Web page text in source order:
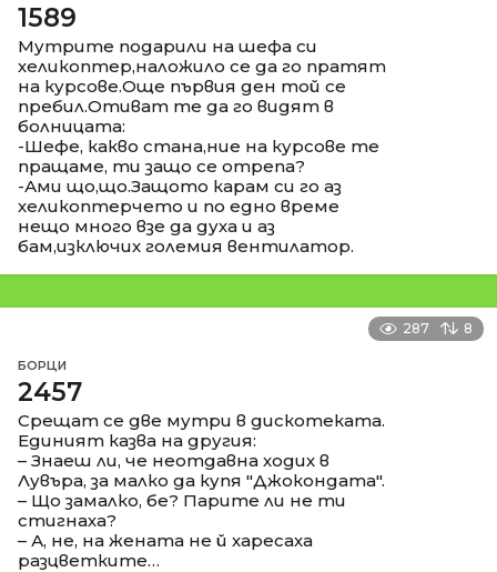
1589
Мутрите подарили на шефа си
хеликоптер,наложило се да го пратят
на курсове.Още първия ден той се
пребил.Отиват те да го видят в
болницата:
-Шефе, какво стана,ние на курсове те
пращаме, ти защо се отрепа?
-Ами що,що.Защото карам си го аз
хеликоптерчето и по едно време
нещо много взе да духа и аз
бам,изключих големия вентилатор.
287 8
БОРЦИ
2457
Срещат се две мутри в дискотеката.
Единият казва на другия:
– Знаеш ли, че неотдавна ходих в
Лувъра, за малко да купя "Джокондата".
– Що замалко, бе? Парите ли не ти
стигнаха?
– А, не, на жената не й харесаха
разцветките…